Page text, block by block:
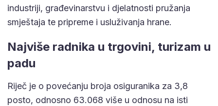
industriji, građevinarstvu i djelatnosti pružanja
smještaja te pripreme i usluživanja hrane.
Najviše radnika u trgovini, turizam u
padu
Riječ je o povećanju broja osiguranika za 3,8
posto, odnosno 63.068 više u odnosu na isti